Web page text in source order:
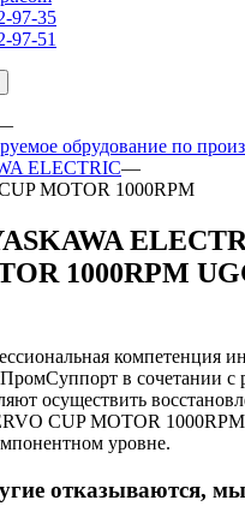
97-35
97-51
обрудование по
ELECTRIC—
MOTOR 1000RPM
1000RPM
компетенция
в сочетании с
осуществить
CUP MOTOR
уровне.
отказываются,